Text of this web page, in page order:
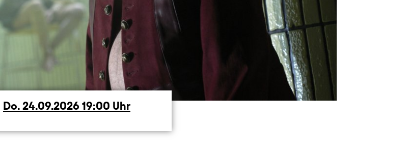
Do. Donnerstag
24.09.2026 19:00 Uhr